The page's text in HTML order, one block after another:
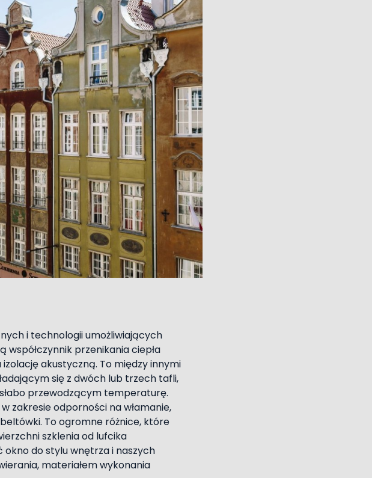
i technologii umożliwiających
współczynnik przenikania ciepła
akustyczną. To między innymi
się z dwóch lub trzech tafli,
przewodzącym temperaturę.
zakresie odporności na włamanie,
To ogromne różnice, które
szklenia od lufcika
do stylu wnętrza i naszych
materiałem wykonania